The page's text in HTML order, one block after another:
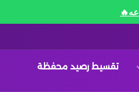
تقسيط رصيد محفظة